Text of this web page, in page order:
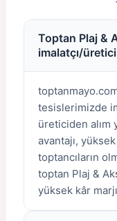
Toptan Plaj &
imalatçı/
tesislerimizde
üreticiden alım
avantajı,
toptancıların
toptan Plaj &
yüksek kâr